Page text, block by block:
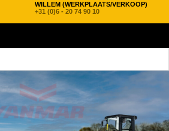
WILLEM (WERKPLAATS/VERKOOP)
+31 (0)6 - 20 74 90 10